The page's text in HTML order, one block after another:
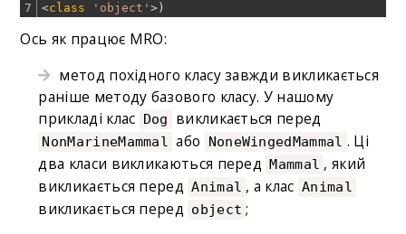
7
<class 'object'> )
Ось як працює MRO:
метод похідного класу завжди викликається
раніше методу базового класу. У нашому
прикладі клас Dog викликається перед
NonMarineMammal або NoneWingedMammal . Ці
два класи викликаються перед Mammal , який
викликається перед Animal , а клас Animal
викликається перед object ;